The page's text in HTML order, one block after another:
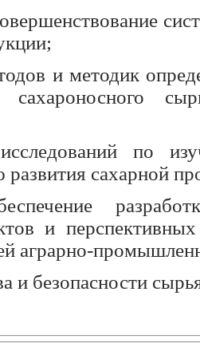
и методик
сахароносного
по
развития сахарной
и
аграрно-
и безопасности